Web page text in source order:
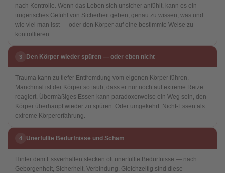
nach Kontrolle. Wenn das Leben sich unsicher anfühlt, kann es ein
trügerisches Gefühl von Sicherheit geben, genau zu wissen, was und
wie viel man isst — oder den Körper auf eine bestimmte Weise zu
kontrollieren.
3 Den Körper wieder spüren — oder eben nicht
Trauma kann zu tiefer Entfremdung vom eigenen Körper führen.
Manchmal ist der Körper so taub, dass er nur noch auf extreme Reize
reagiert. Übermäßiges Essen kann paradoxerweise ein Weg sein, den
Körper überhaupt wieder zu spüren. Oder umgekehrt: Nicht-Essen als
extreme Körpererfahrung.
4 Unerfüllte Bedürfnisse und Scham
Hinter dem Essverhalten stecken oft unerfüllte Bedürfnisse — nach
Geborgenheit, Sicherheit, Verbindung. Gleichzeitig sind diese